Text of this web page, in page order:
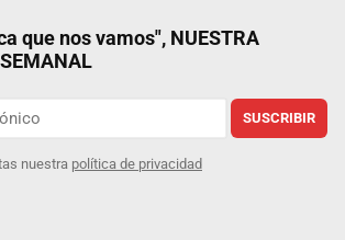
que nos vamos", NUESTRA
SUSCRIBIR
nuestra política de privacidad